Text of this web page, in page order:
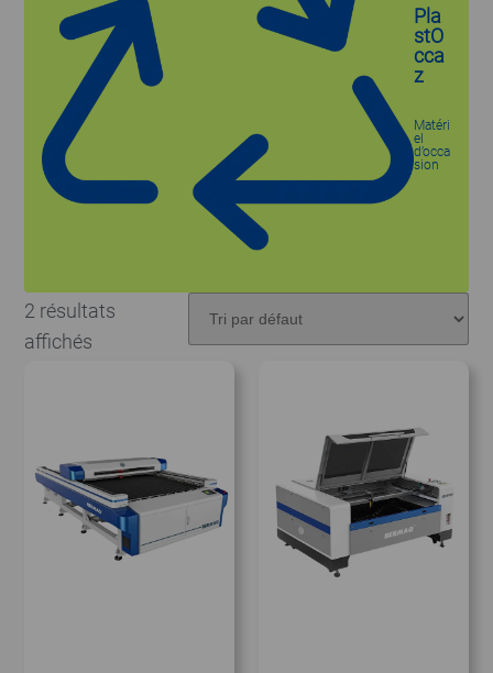
Pla
stO
cca
z
Matéri
el
d’occa
sion
2 résultats
affichés